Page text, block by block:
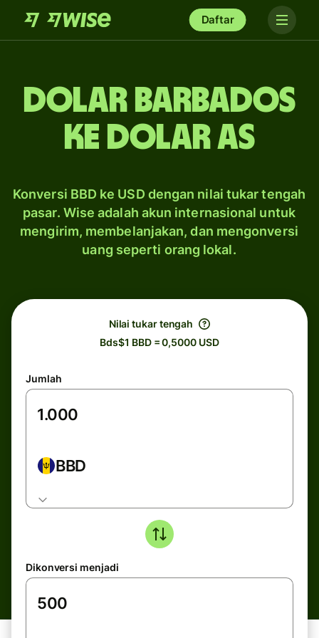
Daftar
dolar Barbados
ke dolar AS
Konversi BBD ke USD dengan nilai tukar tengah
pasar. Wise adalah akun internasional untuk
mengirim, membelanjakan, dan mengonversi
uang seperti orang lokal.
Nilai tukar tengah
Bds$1 BBD = 0,5000 USD
Jumlah
BBD
Dikonversi menjadi